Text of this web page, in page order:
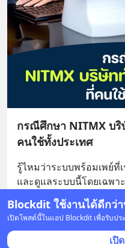
Blockdit ใช้งานได้ดีกว่
เปิดโพสต์นี้ในแอป Blockdit เพื่อรับป
เปิ
กรณีศึกษา NITMX บริ
คนใช้ทั้งประเทศ
รู้ไหมว่าระบบพร้อมเพย์
และดูแลระบบนี้โดยเฉพาะ
โดยบริษัทที่ว่านี้ชื่อว่า บริ
1
11 บันทึก